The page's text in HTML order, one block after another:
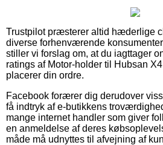
Trustpilot præsterer altid hæderlige
diverse forhenværende
stiller vi forslag om, at du iagttager
ratings af Motor-holder til Hubsan
placerer din ordre.
Facebook forærer dig derudover
få indtryk af e-butikkens
mange internet handler som giver
en anmeldelse af deres
måde må udnyttes til afvejning af